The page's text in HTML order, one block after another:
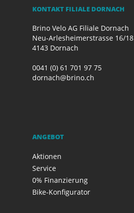
KONTAKT FILIALE DORNACH
Brino Velo AG Filiale Dornach
Neu-Arlesheimerstrasse 16/18
4143 Dornach
0041 (0) 61 701 97 75
dornach@brino.ch
ANGEBOT
Aktionen
Service
0% Finanzierung
Bike-Konfigurator